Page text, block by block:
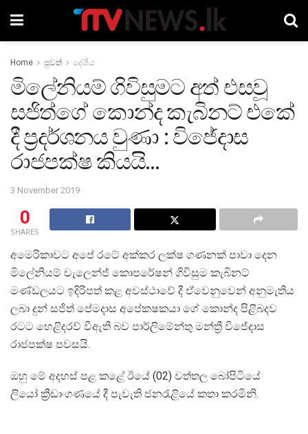
Home පුවත් දේශීය
මිලේනියම් ගිවිසුමට අත් එසවූ
සජිත්ගේ කොන්ද කැබිනට් එකේ
දී ප්‍රදර්ශනය වුණා : විජේදාස
රාජපක්ෂ කියයි…
3 November 2019
0
SHARES
අමෙරිකාවට අපේ රටේ අක්කර ලක්ෂ ගණනක් පාවා දෙන
මිලේනියම් චැලෙන්ජ් කොපරේෂන් ගිවිසුම කැබිනට්
මණ්ඩලයට ඉදිරිපත් කළ අවස්ථාවේ දී ඒවෙනුවෙන් අනුමැතිය
ලබා දුන් සජිත් පේමදාස අපේකෂකයා ගේ කොන්ද පිළීබදව
රටට හෙළිදරව් වීඇති බව පාර්ලිමේන්තු මන්ත්‍රී විජේදාස
රාජපක්ෂ පවසයි.
ඔහු මේ අදහස් පළ කළේ ඊයේ (02) වත්තල බෝපිටියේ
ලියෝ ක්‍රීඩාංගණයේ දී පැවැති ජනරැළියේ කතා කරමිනි.